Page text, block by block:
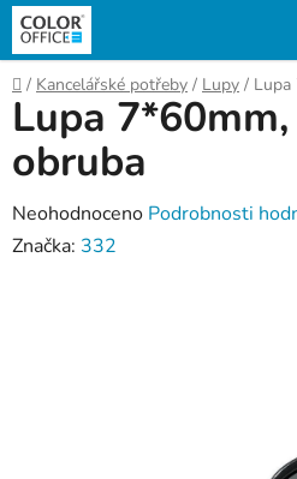
Přejít
obsah
Domů
/ Kancelářské potřeby / Lupy / Lupa
Lupa
obruba
Průměrné
hodnocení
Neohodnoceno Podrobnosti
Značka: 332